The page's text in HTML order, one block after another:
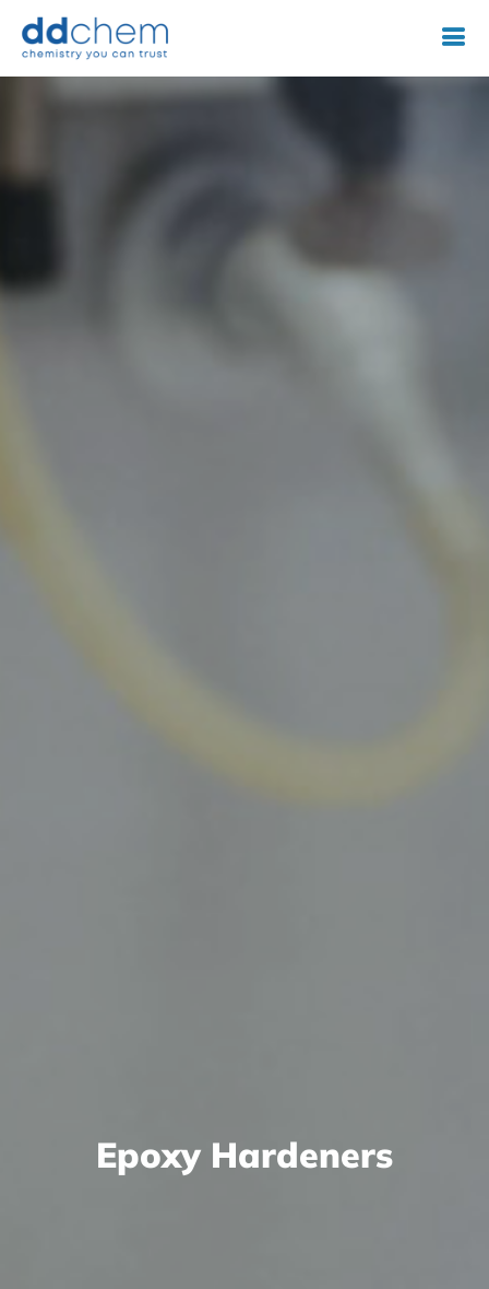
Epoxy Hardeners